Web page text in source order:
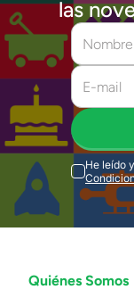
las
He leído
Quiénes Somos